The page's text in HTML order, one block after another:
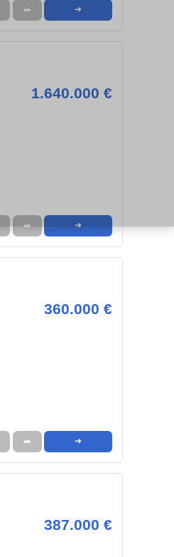
➦ ➜
1.640.000 €
➦ ➜
360.000 €
➦ ➜
387.000 €